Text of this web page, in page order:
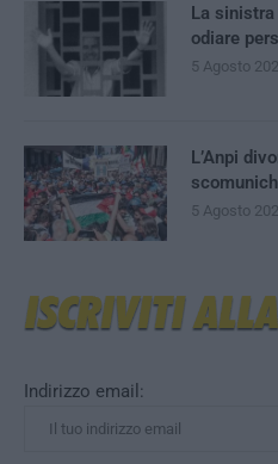
Indirizzo email:
La
odiare
5 Agosto
L’Anpi
5 Agosto